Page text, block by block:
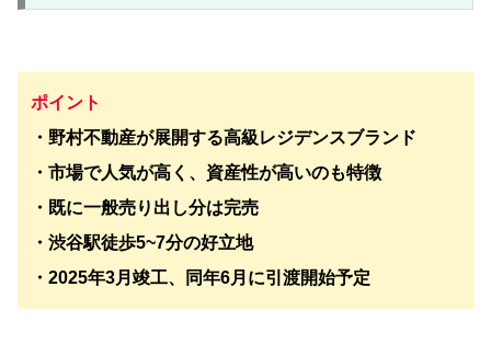
ポイント
・野村不動産が展開する高級レジデンスブランド
・市場で人気が高く、資産性が高いのも特徴
・既に一般売り出し分は完売
・渋谷駅徒歩5~7分の好立地
・2025年3月竣工、同年6月に引渡開始予定